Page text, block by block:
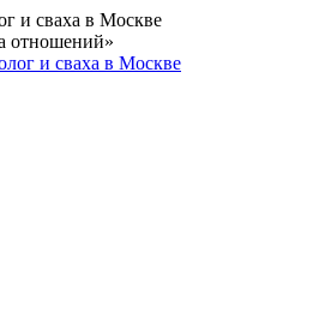
и сваха в Москве
отношений»